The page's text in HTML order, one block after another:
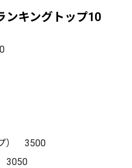
ンキングトップ10
） 3500
3050